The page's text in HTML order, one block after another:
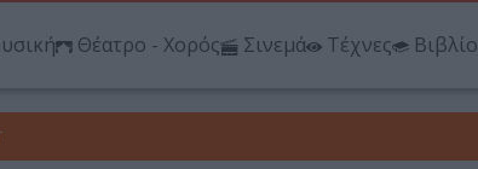
Θέατρο - Χορός Σινεμά Τέχνες Βιβλίο